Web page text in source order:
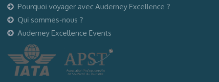
Pourquoi voyager avec Auderney Excellence ?
Qui sommes-nous ?
Auderney Excellence Events